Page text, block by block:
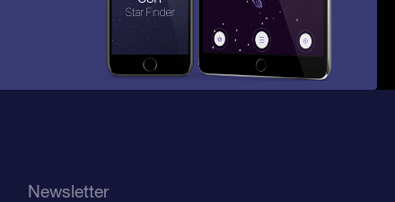
Newsletter